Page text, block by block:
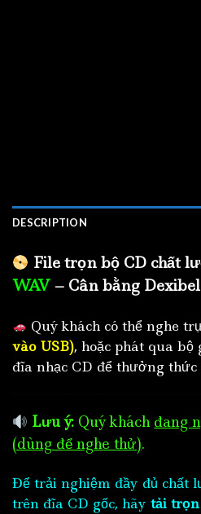
DESCRIPTION
File trọn bộ CD chất
WAV – Cân bằng
Quý khách có thể nghe
vào USB), hoặc phát qua bộ
đĩa nhạc CD để thưởng
Lưu ý: Quý khách đang
(dùng để nghe thử).
Để trải nghiệm đầy đủ chất
trên đĩa CD gốc, hãy tải